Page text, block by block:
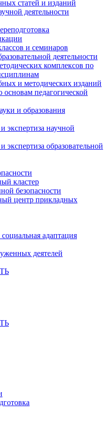
статей и изданий
деятельности
и семинаров
деятельности
комплексов по
и методических изданий
основам педагогической
и образования
экспертиза научной
экспертиза образовательной
кластер
безопасности
центр прикладных
адаптация
деятелей